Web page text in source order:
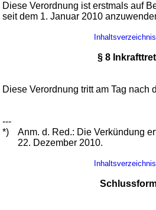
Diese Verordnung ist erstmals auf
seit dem 1. Januar 2010
Inhaltsverzeichnis
§ 8
Diese Verordnung tritt am Tag nach
---
*)
Anm. d. Red.: Die Verkündung
22. Dezember 2010.
Inhaltsverzeichnis